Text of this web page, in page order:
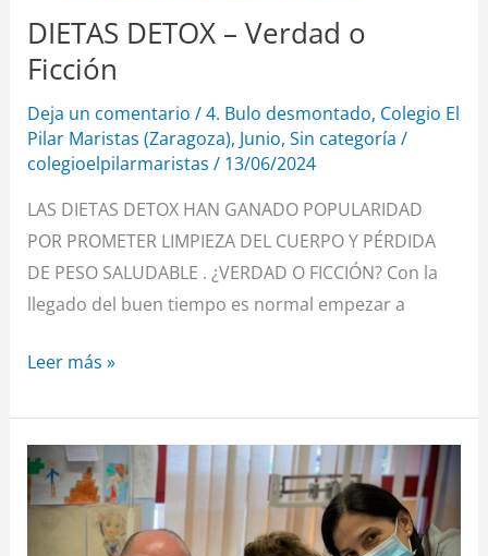
DIETAS DETOX – Verdad o
Ficción
Deja un comentario /4. Bulo desmontado, Colegio El
Pilar Maristas (Zaragoza), Junio, Sin categoría /
colegioelpilarmaristas / 13/06/2024
LAS DIETAS DETOX HAN GANADO POPULARIDAD
POR PROMETER LIMPIEZA DEL CUERPO Y PÉRDIDA
DE PESO SALUDABLE . ¿VERDAD O FICCIÓN? Con la
llegado del buen tiempo es normal empezar a
Leer más »
EL
RITMO